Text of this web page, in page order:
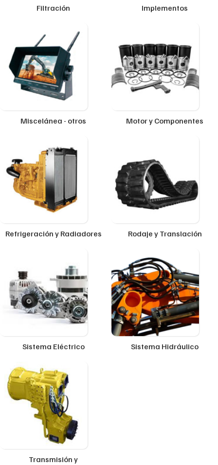
Filtración Implementos
Miscelánea - otros Motor y Componentes
Refrigeración y Radiadores Rodaje y Translación
Sistema Eléctrico Sistema Hidráulico
Transmisión y